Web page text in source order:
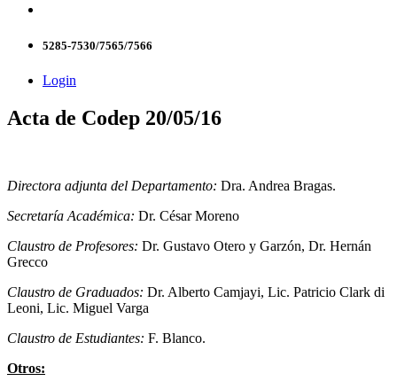
5285-7530/7565/7566
Login
Acta de Codep 20/05/16
Directora adjunta del Departamento: Dra. Andrea Bragas.
Secretaría Académica: Dr. César Moreno
Claustro de Profesores: Dr. Gustavo Otero y Garzón, Dr. Hernán
Grecco
Claustro de Graduados: Dr. Alberto Camjayi, Lic. Patricio Clark di
Leoni, Lic. Miguel Varga
Claustro de Estudiantes: F. Blanco.
Otros: